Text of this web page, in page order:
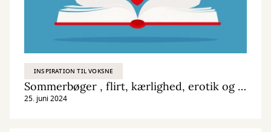
INSPIRATION TIL VOKSNE
Sommerbøger , flirt, kærlighed, erotik og feelgood romaner
25. juni 2024